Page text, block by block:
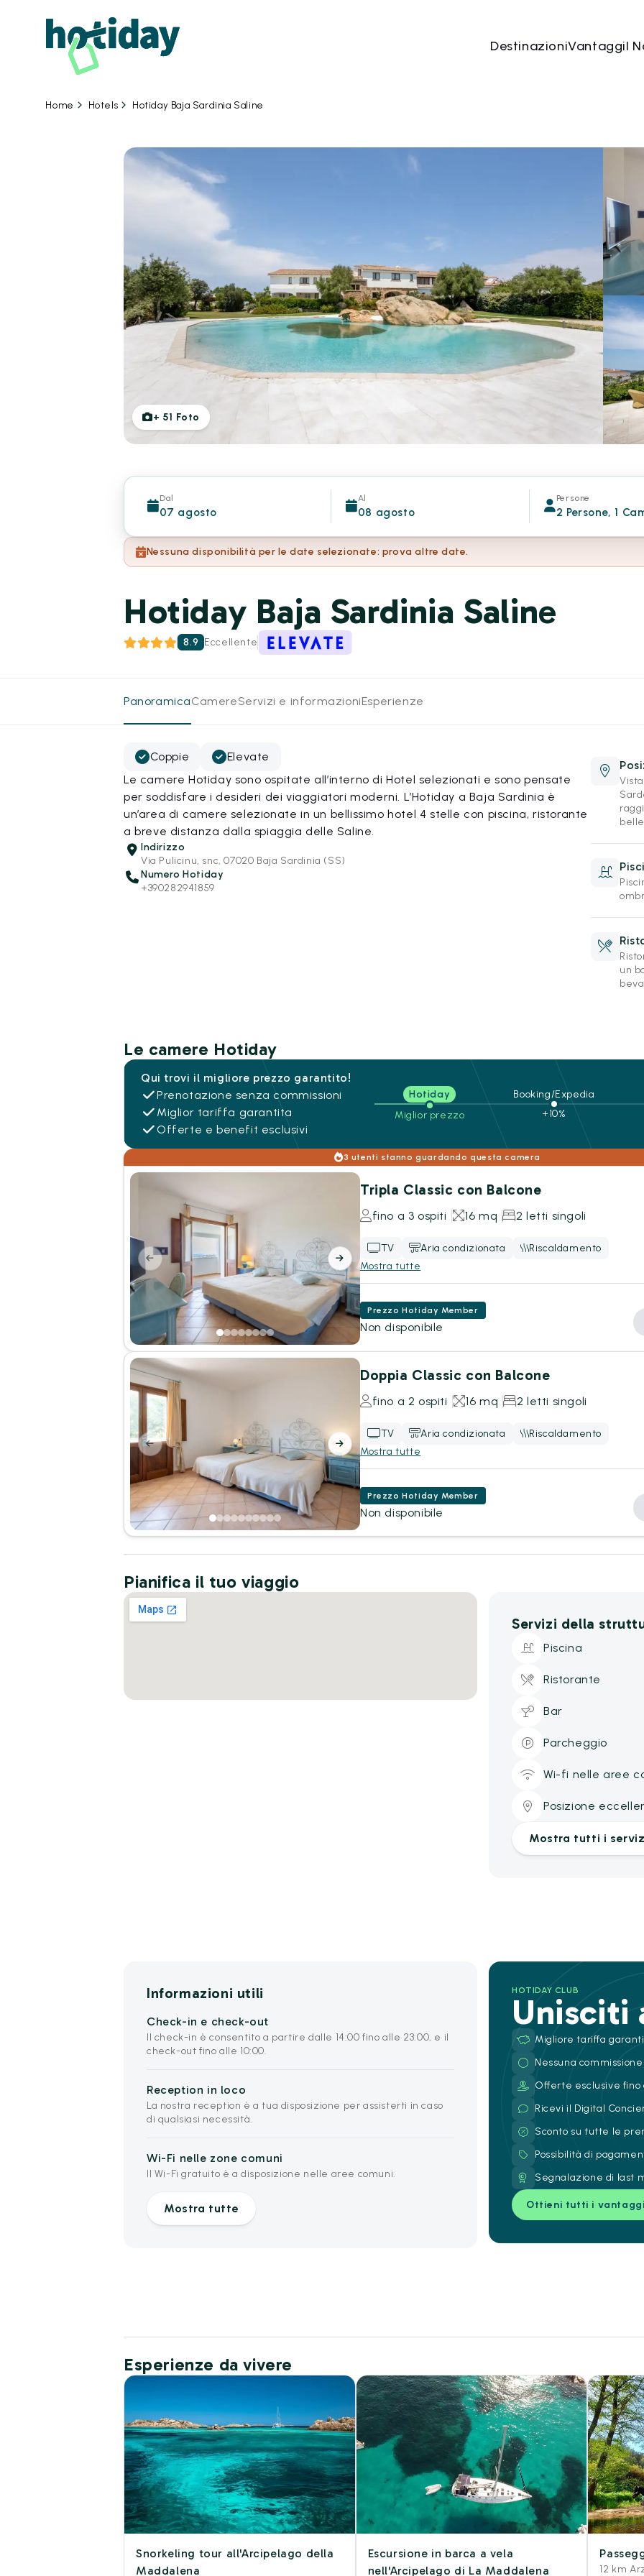
DestinazioniVantaggiI
Home Hotels Hotiday Baja Sardinia Saline
+ 51 Foto
Dal
07 agosto
Al
08 agosto
Persone
2 Persone, 1
Nessuna disponibilità per le date selezionate: prova altre date.
Hotiday Baja Sardinia Saline
8.9 Eccellente
PanoramicaCamereServizi e informazioniEsperienze
Coppie
Elevate
Le camere Hotiday sono ospitate all’interno di Hotel selezionati e sono pensate
per soddisfare i desideri dei viaggiatori moderni. L’Hotiday a Baja Sardinia è
un’area di camere selezionate in un bellissimo hotel 4 stelle con piscina, ristorante
a breve distanza dalla spiaggia delle Saline.
Indirizzo
Via Pulicinu, snc, 07020 Baja Sardinia (SS)
Numero Hotiday
+390282941859
un
Le camere Hotiday
Qui trovi il migliore prezzo garantito!
Prenotazione senza commissioni
Miglior tariffa garantita
Offerte e benefit esclusivi
Hotiday
Miglior prezzo
Booking/Expedia
+10%
3 utenti stanno guardando questa camera
Tripla Classic con Balcone
fino a 3 ospiti 16 mq 2 letti singoli
TV Aria condizionata
Riscaldamento
Mostra tutte
Prezzo Hotiday Member
Non disponibile
Doppia Classic con Balcone
fino a 2 ospiti 16 mq 2 letti singoli
TV Aria condizionata
Riscaldamento
Mostra tutte
Prezzo Hotiday Member
Non disponibile
Pianifica il tuo viaggio
Servizi della
Piscina
Ristorante
Bar
Parcheggio
Wi-fi nelle aree
Posizione
Mostra tutti i
Informazioni utili
Check-in e check-out
Il check-in è consentito a partire dalle 14:00 fino alle 23:00, e il
check-out fino alle 10:00.
Reception in loco
La nostra reception è a tua disposizione per assisterti in caso
di qualsiasi necessità.
Wi-Fi nelle zone comuni
Il Wi-Fi gratuito è a disposizione nelle aree comuni.
Mostra tutte
HOTIDAY CLUB
Unisciti
Migliore tariffa
Nessuna commissione
Offerte esclusive fino
Ricevi il Digital
Sconto su tutte le
Possibilità di
Segnalazione di last
Ottieni tutti i
Esperienze da vivere
Snorkeling tour all'Arcipelago della
Maddalena
Escursione in barca a vela
nell'Arcipelago di La Maddalena
12 km